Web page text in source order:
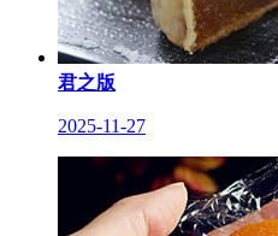
君之版
2025-11-27